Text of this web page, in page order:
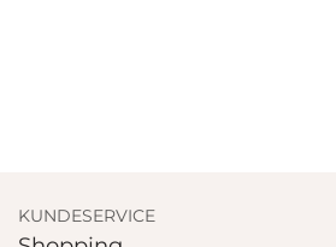
KUNDESERVICE